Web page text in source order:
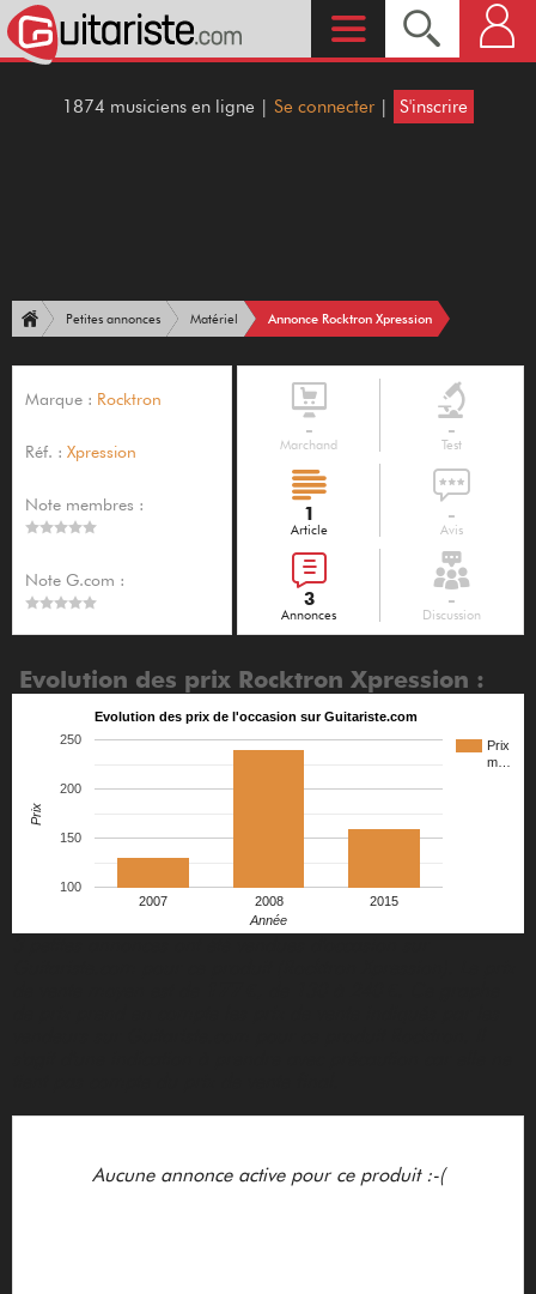
1874 musiciens en ligne | Se connecter | S'inscrire
Petites annonces Matériel Annonce Rocktron Xpression
Marque : Rocktron
Réf. : Xpression
Note membres :
Note G.com :
-
Marchand
-
Test
1
Article
-
Avis
3
Annonces
-
Discussion
Evolution des prix Rocktron Xpression :
Evolution des prix de l'occasion sur Guitariste.com
Prix
m…
2007 2008 2015
100
150
200
250
Année
Prix
Aucune annonce active pour ce produit :-(